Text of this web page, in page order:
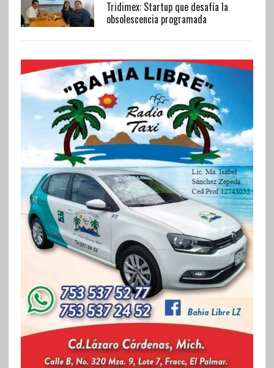
Tridimex: Startup que desafía la
obsolescencia programada